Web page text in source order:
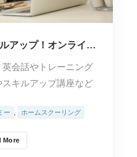
アップ！オンライン
会話やトレーニング
キルアップ講座など
More
ー ホームスクーリング